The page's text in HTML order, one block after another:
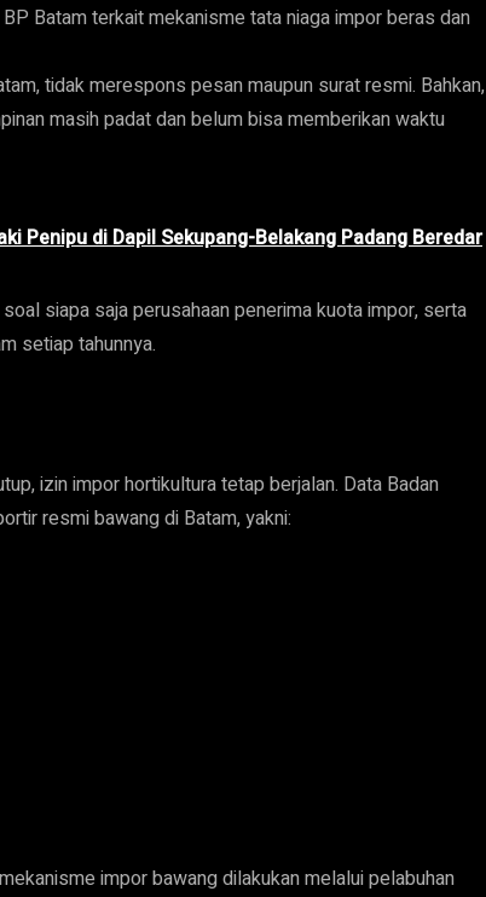
Batam terkait mekanisme tata niaga impor beras dan
tidak merespons pesan maupun surat resmi. Bahkan,
masih padat dan belum bisa memberikan waktu
Penipu di Dapil Sekupang-Belakang Padang Beredar
siapa saja perusahaan penerima kuota impor, serta
setiap tahunnya.
izin impor hortikultura tetap berjalan. Data Badan
resmi bawang di Batam, yakni:
impor bawang dilakukan melalui pelabuhan